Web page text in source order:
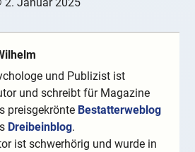
und Publizist ist
und schreibt für Magazine
preisgekrönte Bestatterweblog
Dreibeinblog.
ist schwerhörig und wurde in